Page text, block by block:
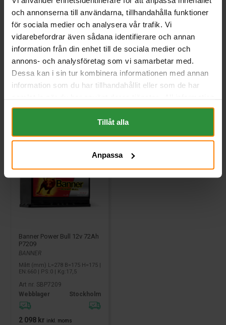
och annonserna till användarna, tillhandahålla funktioner
för sociala medier och analysera vår trafik. Vi
vidarebefordrar även sådana identifierare och annan
information från din enhet till de sociala medier och
annons- och analysföretag som vi samarbetar med.
Dessa kan i sin tur kombinera informationen med annan
information som du har tillhandahållit eller som de har
om "Cookies" och ditt val finner du på vår Cookie sida
längst ner i "footern" på sidan.
Tillåt alla
Anpassa
VARTA
Mått (mm) L=278 B=175 H=175 |
EN:750 | PS:0 | Kg:17,5
Art nr. E38
2 470 kr inkl. moms
TUDOR
Mått (mm) L= 278 B= 175 H=
Art nr. TA722
1 602 kr
(Ord. Pris:
Banner Power Bull 12v 72Ah
P7209
BANNER
Mått (mm) L=278 B=175 H=175 |
EN:660 | PS:0 | Kg:17,5
Art nr. SBP7209
Webblager
Stockholm
2 098 kr inkl. moms